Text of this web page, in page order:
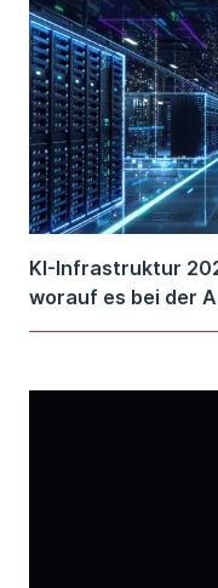
KI-Infrastruktur
worauf es bei der